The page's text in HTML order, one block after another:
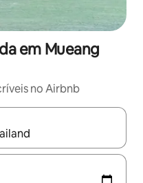
em Mueang
no Airbnb
disponíveis, explore-os